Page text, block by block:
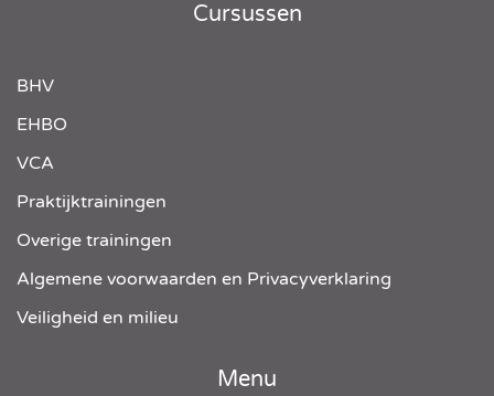
Cursussen
BHV
EHBO
VCA
Praktijktrainingen
Overige trainingen
Algemene voorwaarden en Privacyverklaring
Veiligheid en milieu
Menu